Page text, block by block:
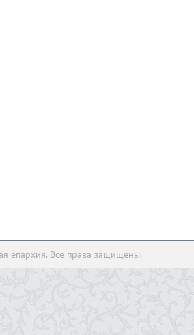
епархия. Все права защищены.